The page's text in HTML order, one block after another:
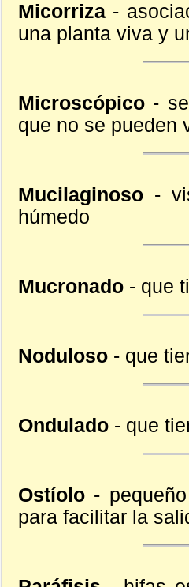
Micorriza -
una planta viva y
Microscópico -
que no se pueden
Mucilaginoso -
húmedo
Mucronado - que
Noduloso - que
Ondulado - que
Ostíolo -
para facilitar la